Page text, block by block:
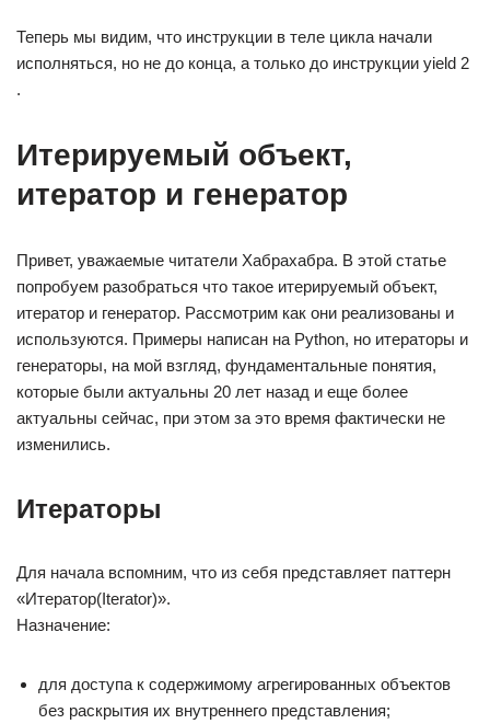
Теперь мы видим, что инструкции в теле цикла начали
исполняться, но не до конца, а только до инструкции yield 2
.
Итерируемый объект,
итератор и генератор
Привет, уважаемые читатели Хабрахабра. В этой статье
попробуем разобраться что такое итерируемый объект,
итератор и генератор. Рассмотрим как они реализованы и
используются. Примеры написан на Python, но итераторы и
генераторы, на мой взгляд, фундаментальные понятия,
которые были актуальны 20 лет назад и еще более
актуальны сейчас, при этом за это время фактически не
изменились.
Итераторы
Для начала вспомним, что из себя представляет паттерн
«Итератор(Iterator)».
Назначение:
для доступа к содержимому агрегированных объектов
без раскрытия их внутреннего представления;